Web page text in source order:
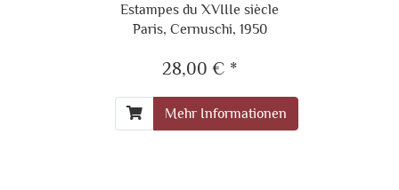
Estampes du XVIIIe siècle
Paris, Cernuschi, 1950
28,00 € *
Mehr Informationen